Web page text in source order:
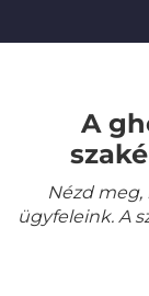
A
Nézd
ügyfeleink. A